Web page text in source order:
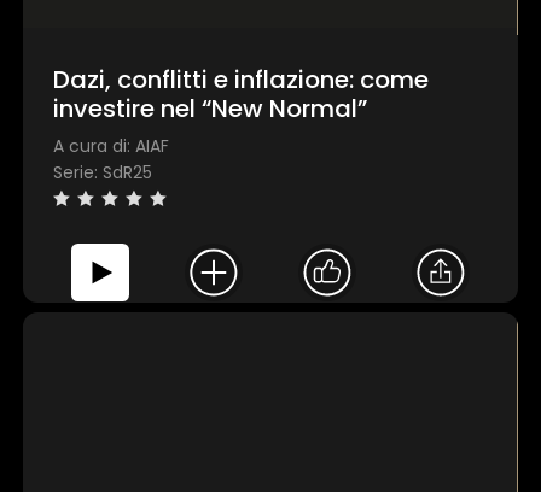
Dazi, conflitti e inflazione: come
investire nel “New Normal”
A cura di: AIAF
Serie: SdR25